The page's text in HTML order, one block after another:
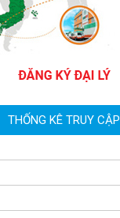
THỐNG KÊ TRUY CẬP